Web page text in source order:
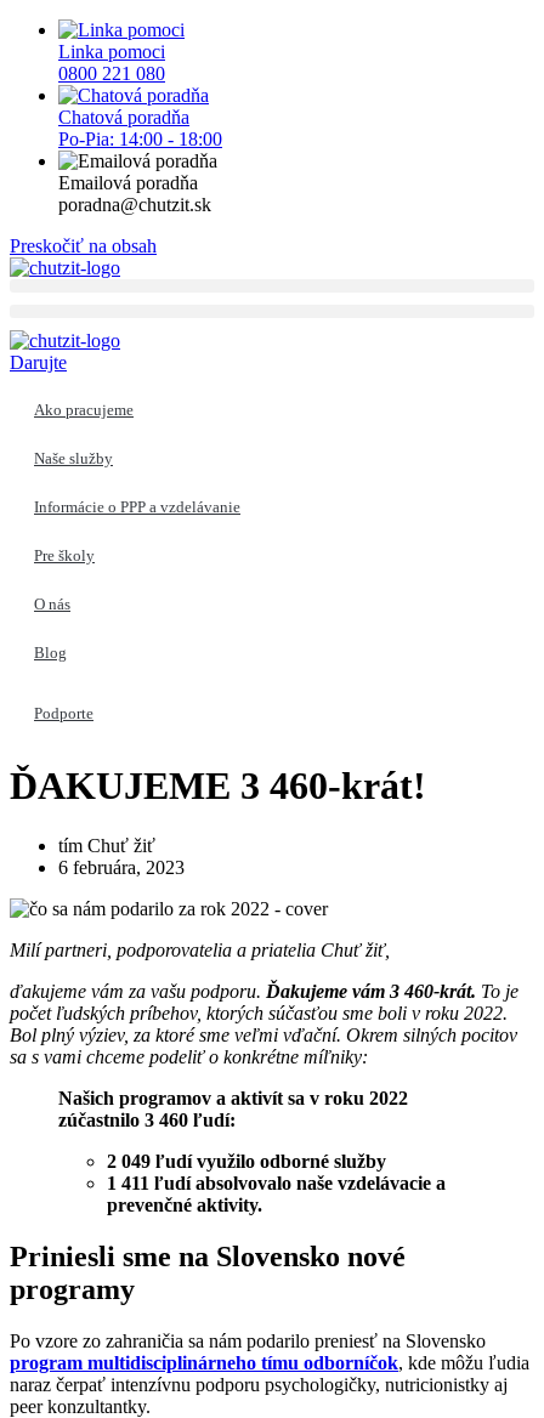
Linka pomoci
0800 221 080
Chatová poradňa
Po-Pia: 14:00 - 18:00
Emailová poradňa
poradna@chutzit.sk
Preskočiť na obsah
Darujte
Ako pracujeme
Naše služby
Informácie o PPP a vzdelávanie
Pre školy
O nás
Blog
Podporte
ĎAKUJEME 3 460-krát!
tím Chuť žiť
6 februára, 2023
Milí partneri, podporovatelia a priatelia Chuť žiť,
ďakujeme vám za vašu podporu. Ďakujeme vám 3 460-krát. To je
počet ľudských príbehov, ktorých súčasťou sme boli v roku 2022.
Bol plný výziev, za ktoré sme veľmi vďační. Okrem silných pocitov
sa s vami chceme podeliť o konkrétne míľniky:
Našich programov a aktivít sa v roku 2022
zúčastnilo 3 460 ľudí:
2 049 ľudí využilo odborné služby
1 411 ľudí absolvovalo naše vzdelávacie a
prevenčné aktivity.
Priniesli sme na Slovensko nové
programy
Po vzore zo zahraničia sa nám podarilo preniesť na Slovensko
program multidisciplinárneho tímu odborníčok, kde môžu ľudia
naraz čerpať intenzívnu podporu psychologičky, nutricionistky aj
peer konzultantky.